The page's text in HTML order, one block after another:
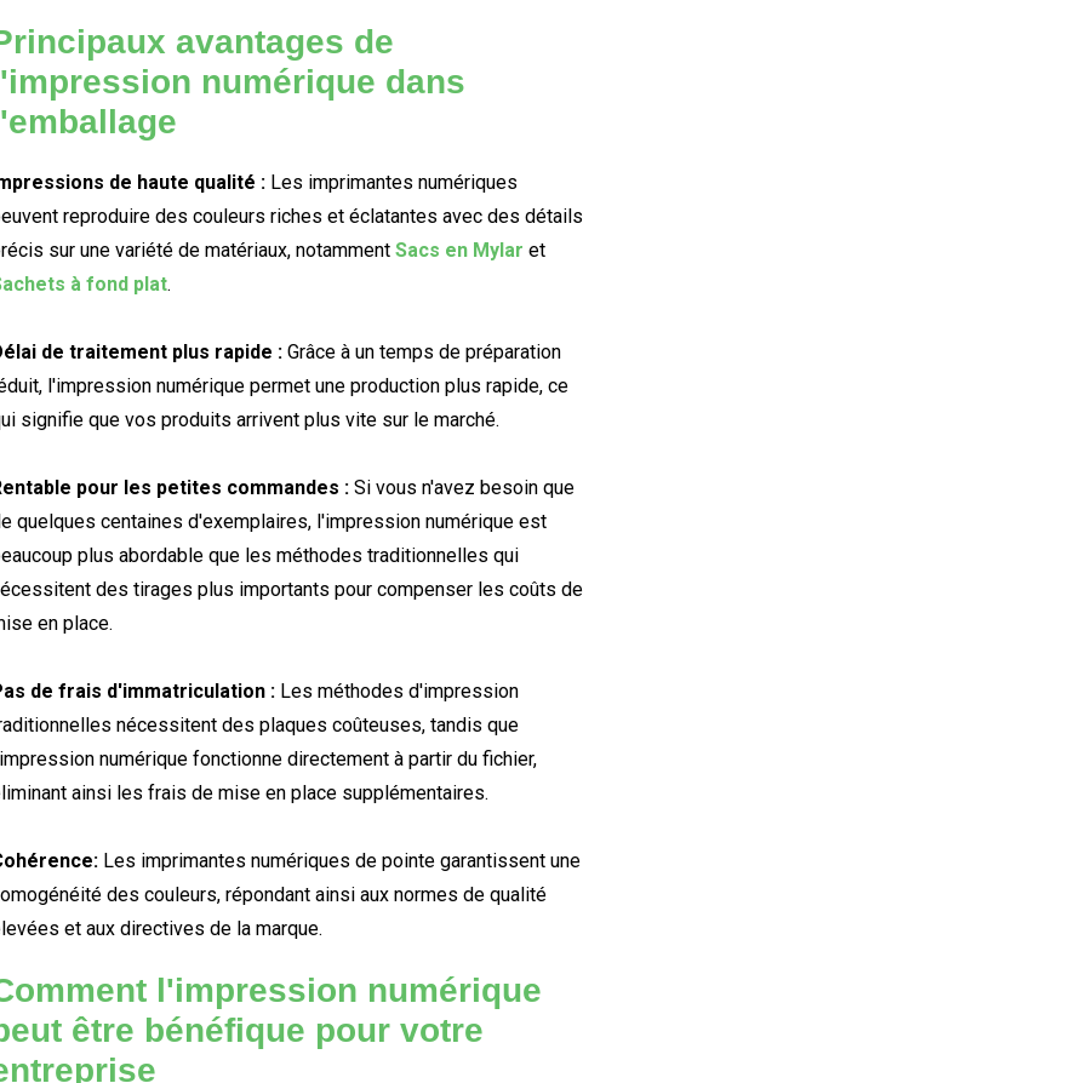
avantages de
numérique dans
de haute qualité : Les imprimantes numériques
reproduire des couleurs riches et éclatantes avec des détails
sur une variété de matériaux, notamment Sacs en Mylar et
à fond plat.
de traitement plus rapide : Grâce à un temps de préparation
l'impression numérique permet une production plus rapide, ce
signifie que vos produits arrivent plus vite sur le marché.
pour les petites commandes : Si vous n'avez besoin que
quelques centaines d'exemplaires, l'impression numérique est
plus abordable que les méthodes traditionnelles qui
des tirages plus importants pour compenser les coûts de
en place.
de frais d'immatriculation : Les méthodes d'impression
nécessitent des plaques coûteuses, tandis que
numérique fonctionne directement à partir du fichier,
ainsi les frais de mise en place supplémentaires.
Les imprimantes numériques de pointe garantissent une
des couleurs, répondant ainsi aux normes de qualité
et aux directives de la marque.
l'impression numérique
être bénéfique pour votre